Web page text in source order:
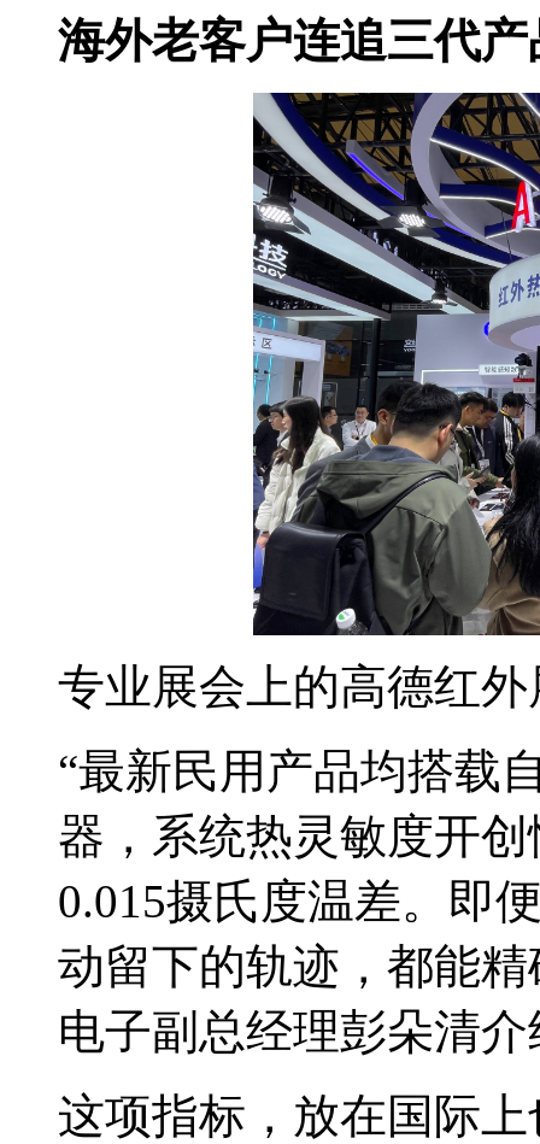
海外老客户连追三代产
专业展会上的高德红
“最新民用产品均搭载
器，系统热灵敏度开
0.015摄氏度温差。即
动留下的轨迹，都能
电子副总经理彭朵清介
这项指标，放在国际